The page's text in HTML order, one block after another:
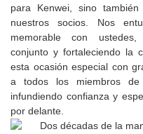
para Kenwei, sino
nuestros socios. Nos
memorable con
conjunto y fortaleciendo la
esta ocasión especial con
a todos los miembros
infundiendo confianza y
por delante.